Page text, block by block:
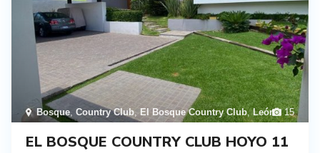
15
Bosque, Country Club, El Bosque Country Club,León
EL BOSQUE COUNTRY CLUB HOYO 11